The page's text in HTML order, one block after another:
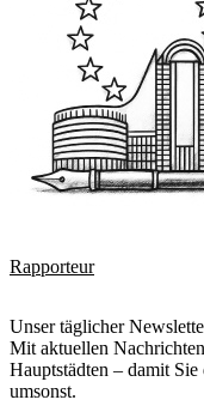
Rapporteur
Unser täglicher
Mit aktuellen
Hauptstädten – damit
umsonst.